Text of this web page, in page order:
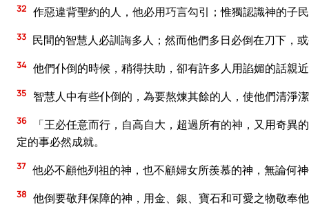
32 作惡違背聖約的人，他必用巧言勾引；惟獨認識神的子
33 民間的智慧人必訓誨多人；然而他們多日必倒在刀下，
34 他們仆倒的時候，稍得扶助，卻有許多人用諂媚的話親
35 智慧人中有些仆倒的，為要熬煉其餘的人，使他們清淨
36
「王必任意而行，自高自大，超過所有的神，又用奇
定的事必然成就。
37 他必不顧他列祖的神，也不顧婦女所羨慕的神，無論何
38 他倒要敬拜保障的神，用金、銀、寶石和可愛之物敬奉